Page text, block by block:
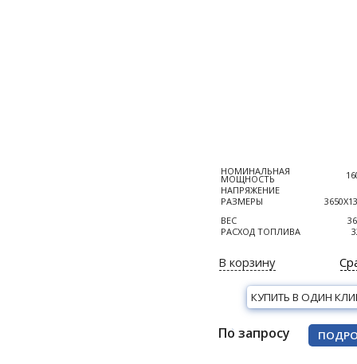
НОМИНАЛЬНАЯ
МОЩНОСТЬ
НАПРЯЖЕНИЕ
РАЗМЕРЫ
ВЕС
РАСХОД ТОПЛИВА
В корзину
КУПИТЬ В ОДИН
По запросу